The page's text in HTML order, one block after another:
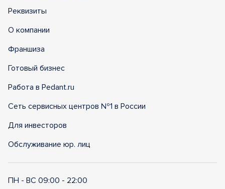
Реквизиты
О компании
Франшиза
Готовый бизнес
Работа в Pedant.ru
Сеть сервисных центров №1 в России
Для инвесторов
Обслуживание юр. лиц
ПН - ВС 09:00 - 22:00